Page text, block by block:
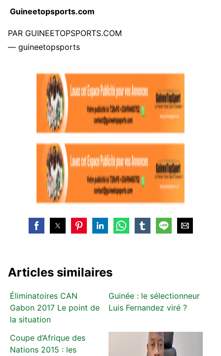
Guineetopsports.com
PAR GUINEETOPSPORTS.COM
— guineetopsports
Articles similaires
Éliminatoires CAN
Gabon 2017 Le point de
la situation
Guinée : le sélectionneur
Luis Fernandez viré ?
Coupe d’Afrique des
Nations 2015 : les